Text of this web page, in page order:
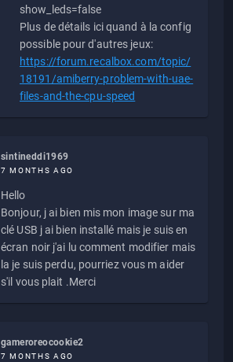
show_leds=false
Plus de détails ici quand à la config
possible pour d'autres jeux:
https://forum.recalbox.com/topic/
18191/amiberry-problem-with-uae-
files-and-the-cpu-speed
sintineddi1969
7 MONTHS AGO
Hello
Bonjour, j ai bien mis mon image sur ma
clé USB j ai bien installé mais je suis en
écran noir j'ai lu comment modifier mais
la je suis perdu, pourriez vous m aider
s'il vous plait .Merci
gameroreocookie2
7 MONTHS AGO